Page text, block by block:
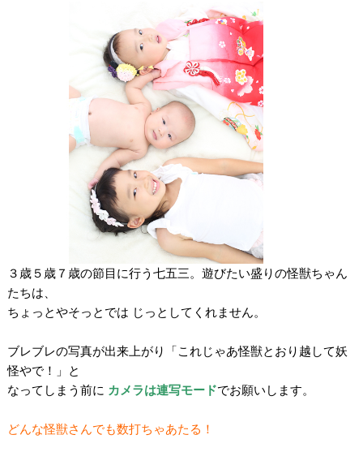
３歳５歳７歳の節目に行う七五三。遊びたい盛りの怪獣ちゃん
たちは、
ちょっとやそっとでは じっとしてくれません。
ブレブレの写真が出来上がり「これじゃあ怪獣とおり越して妖
怪やで！」と
なってしまう前に カメラは連写モードでお願いします。
どんな怪獣さんでも数打ちゃあたる！